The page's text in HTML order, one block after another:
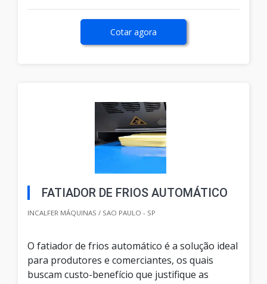
Cotar agora
FATIADOR DE FRIOS AUTOMÁTICO
INCALFER MÁQUINAS / SAO PAULO - SP
O fatiador de frios automático é a solução ideal
para produtores e comerciantes, os quais
buscam custo-benefício que justifique as